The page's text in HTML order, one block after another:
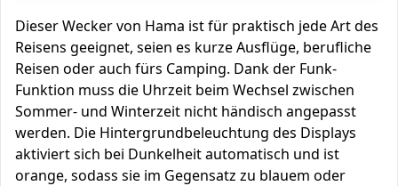
Dieser Wecker von Hama ist für praktisch jede Art des
Reisens geeignet, seien es kurze Ausflüge, berufliche
Reisen oder auch fürs Camping. Dank der Funk-
Funktion muss die Uhrzeit beim Wechsel zwischen
Sommer- und Winterzeit nicht händisch angepasst
werden. Die Hintergrundbeleuchtung des Displays
aktiviert sich bei Dunkelheit automatisch und ist
orange, sodass sie im Gegensatz zu blauem oder